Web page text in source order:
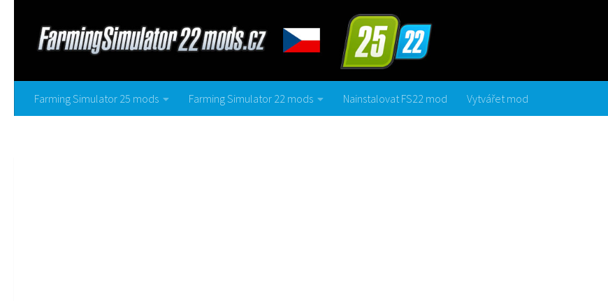
Farming Simulator 25 mods Farming Simulator 22 mods Nainstalovat FS22 mod Vytvářet mod